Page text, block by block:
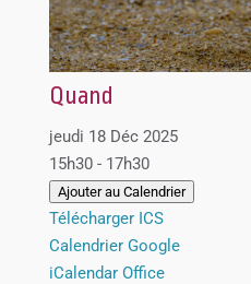
Quand
jeudi 18 Déc 2025
15h30 - 17h30
Ajouter au Calendrier
Télécharger ICS
Calendrier Google
iCalendar Office